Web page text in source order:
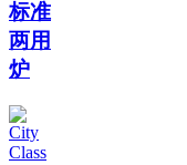
标准
两用
炉